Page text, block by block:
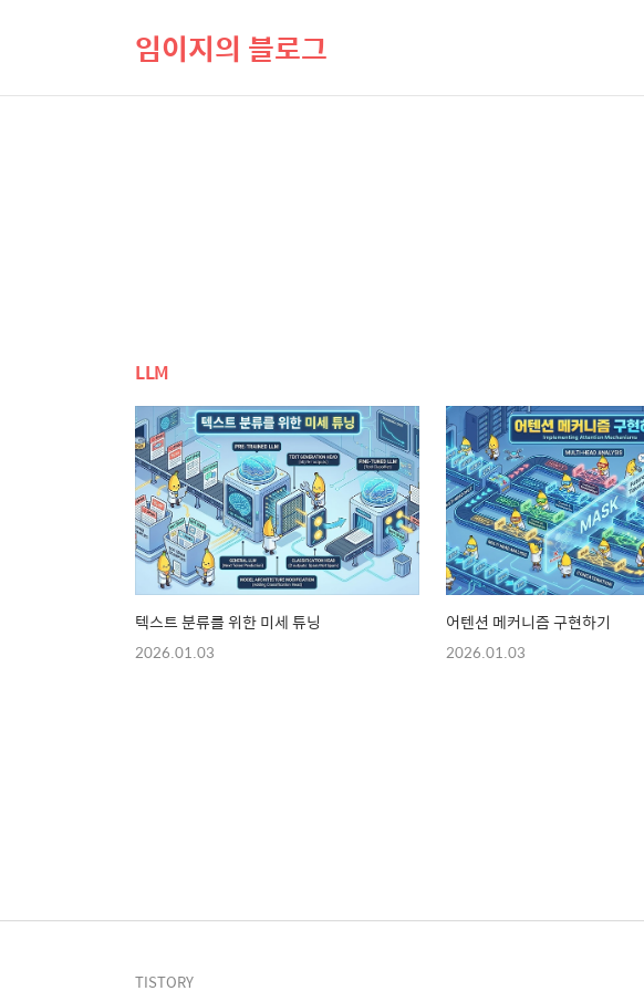
임이지의 블로그
LLM
텍스트 분류를 위한 미세 튜닝
2026.01.03
어텐션 메커니즘 구현하기
2026.01.03
TISTORY